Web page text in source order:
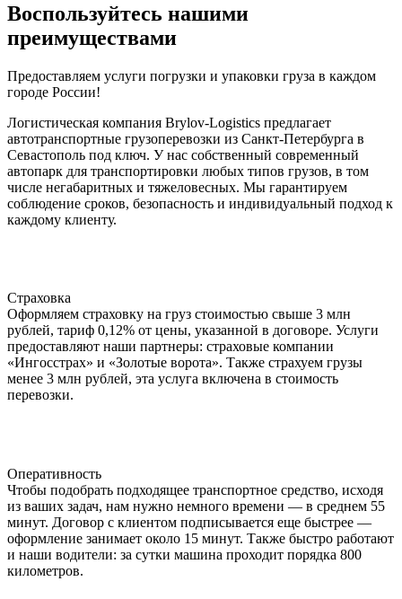
Воспользуйтесь нашими
преимуществами
Предоставляем услуги погрузки и упаковки груза в каждом
городе России!
Логистическая компания Brylov-Logistics предлагает
автотранспортные грузоперевозки из Санкт-Петербурга в
Севастополь под ключ. У нас собственный современный
автопарк для транспортировки любых типов грузов, в том
числе негабаритных и тяжеловесных. Мы гарантируем
соблюдение сроков, безопасность и индивидуальный подход к
каждому клиенту.
Страховка
Оформляем страховку на груз стоимостью свыше 3 млн
рублей, тариф 0,12% от цены, указанной в договоре. Услуги
предоставляют наши партнеры: страховые компании
«Ингосстрах» и «Золотые ворота». Также страхуем грузы
менее 3 млн рублей, эта услуга включена в стоимость
перевозки.
Оперативность
Чтобы подобрать подходящее транспортное средство, исходя
из ваших задач, нам нужно немного времени — в среднем 55
минут. Договор с клиентом подписывается еще быстрее —
оформление занимает около 15 минут. Также быстро работают
и наши водители: за сутки машина проходит порядка 800
километров.